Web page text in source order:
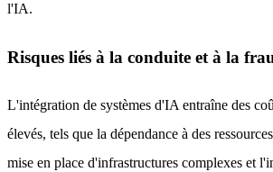
l'IA.
Risques liés à la conduite et à la
L'intégration de systèmes d'IA entraîne des
élevés, tels que la dépendance à des
mise en place d'infrastructures complexes et